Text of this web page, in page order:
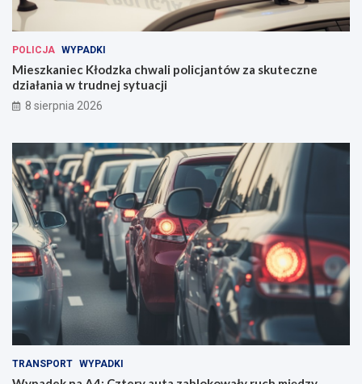
POLICJA WYPADKI
Mieszkaniec Kłodzka chwali policjantów za skuteczne
działania w trudnej sytuacji
8 sierpnia 2026
TRANSPORT WYPADKI